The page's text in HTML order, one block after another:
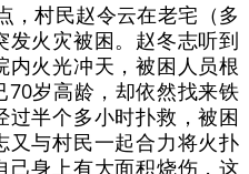
，村民赵令云在老宅（多
火灾被困。赵冬志听到
火光冲天，被困人员根
岁高龄，却依然找来铁
半个多小时扑救，被困
又与村民一起合力将火扑
己身上有大面积烧伤，这